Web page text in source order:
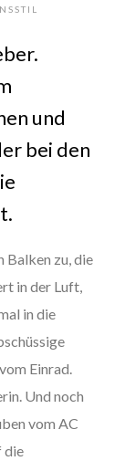
und
bei den
Balken zu, die
in der Luft,
in die
Einrad.
Und noch
vom AC
die